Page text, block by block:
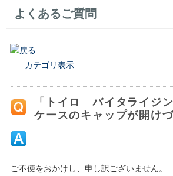
よくあるご質問
戻る
カテゴリ表示
「トイロ バイタライジ
ケースのキャップが開けづ
ご不便をおかけし、申し訳ございません。